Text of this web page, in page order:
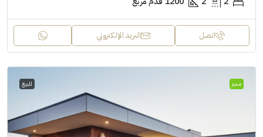
اتصل البريد الإلكتروني
مميز للبيع